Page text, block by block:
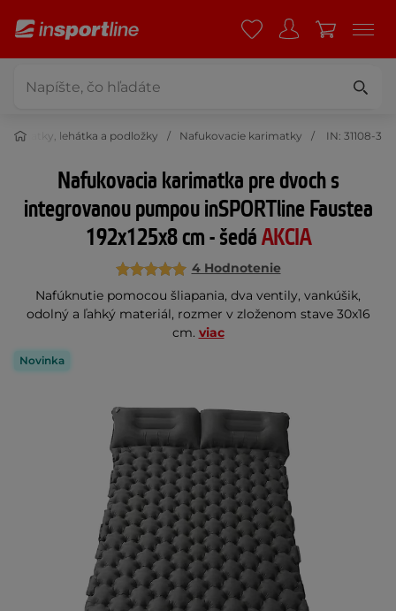
lehátka a podložky Nafukovacie karimatky IN: 31108-3
Nafukovacia karimatka pre dvoch s
integrovanou pumpou inSPORTline Faustea
192x125x8 cm - šedáAKCIA
4 Hodnotenie
Nafúknutie pomocou šliapania, dva ventily, vankúšik,
odolný a ľahký materiál, rozmer v zloženom stave 30x16
cm. viac
Novinka